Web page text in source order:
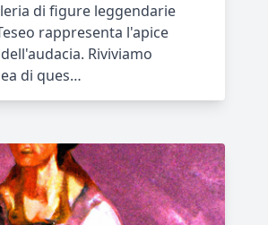
di figure leggendarie
rappresenta l'apice
Riviviamo
di ques…